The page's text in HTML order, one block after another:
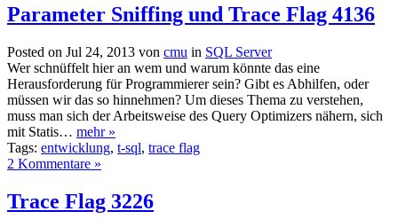
Parameter Sniffing und Trace Flag 4136
Posted on Jul 24, 2013 von cmu in SQL Server
Wer schnüffelt hier an wem und warum könnte das eine
Herausforderung für Programmierer sein? Gibt es Abhilfen, oder
müssen wir das so hinnehmen? Um dieses Thema zu verstehen,
muss man sich der Arbeitsweise des Query Optimizers nähern, sich
mit Statis… mehr »
Tags: entwicklung, t-sql, trace flag
2 Kommentare »
Trace Flag 3226